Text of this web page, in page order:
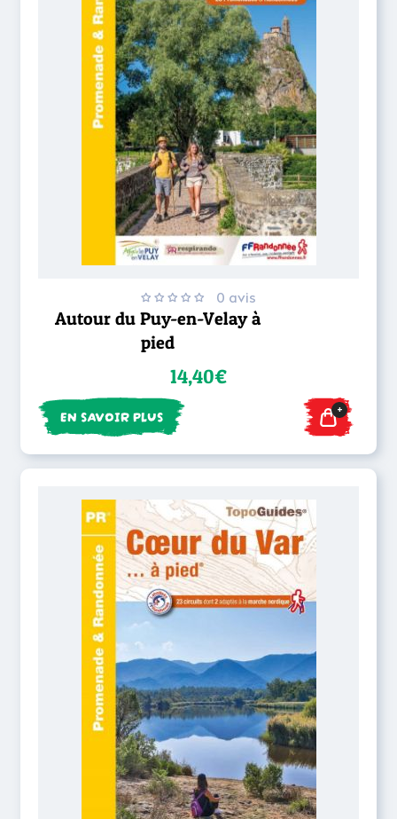
0 avis
Autour du Puy-en-Velay à
pied
14,40€
EN SAVOIR PLUS +